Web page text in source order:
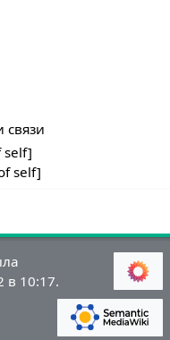
связи
self]
self]
в 10:17.